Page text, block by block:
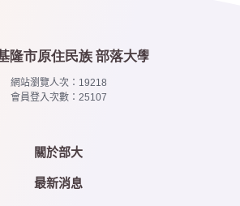
網站瀏覽人次： 19218
會員登入次數： 25107
關於部大
最新消息